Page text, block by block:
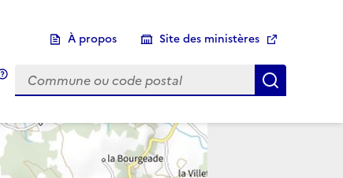
À propos Site des ministères
d'une commune
Infobulle